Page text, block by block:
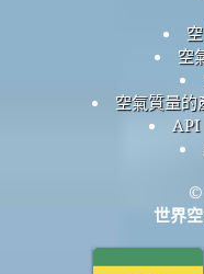
空
空氣質量的
API
©
世界